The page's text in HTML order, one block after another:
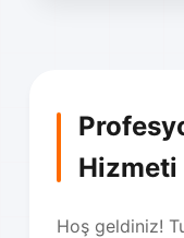
Hizmeti
Hoş geldiniz!